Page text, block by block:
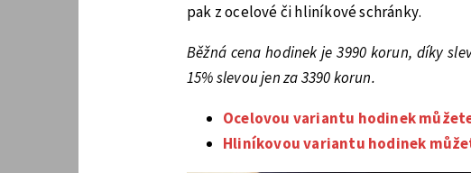
pak z ocelové či hliníkové schránky.
Běžná cena hodinek je 3990 korun, díky
15% slevou jen za 3390 korun.
Ocelovou variantu hodinek
Hliníkovou variantu hodinek